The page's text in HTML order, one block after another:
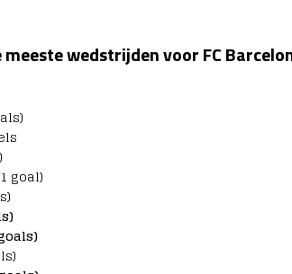
wedstrijden voor FC
goal)